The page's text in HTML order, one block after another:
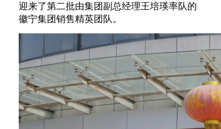
迎来了第二批由集团副总经理王培瑛率队的
徽宁集团销售精英团队。